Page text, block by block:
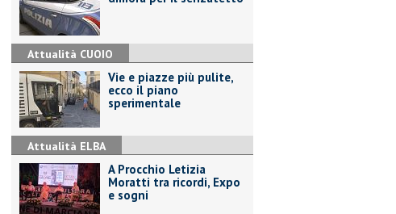
Attualità CUOIO
Vie e piazze più pulite,
ecco il piano
sperimentale
Attualità ELBA
A Procchio Letizia
Moratti tra ricordi, Expo
e sogni